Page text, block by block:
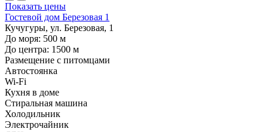
Показать цены
Гостевой дом Березовая 1
Кучугуры, ул. Березовая, 1
До моря: 500 м
До центра: 1500 м
Размещение с питомцами
Автостоянка
Wi-Fi
Кухня в доме
Стиральная машина
Холодильник
Электрочайник